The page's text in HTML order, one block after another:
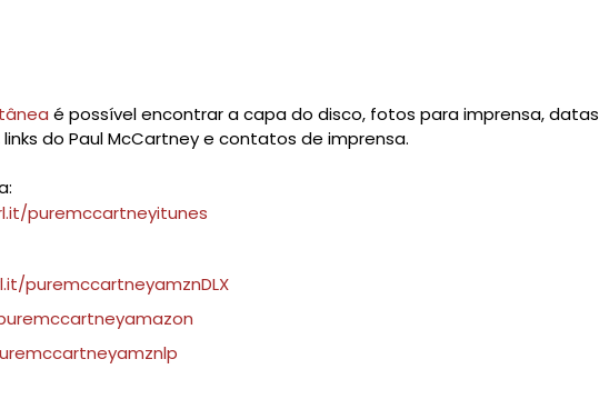
é possível encontrar a capa do disco, fotos para imprensa, datas
links do Paul McCartney e contatos de imprensa.
puremccartneyitunes
puremccartneyamznDLX